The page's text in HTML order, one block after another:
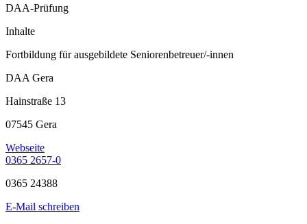
DAA-Prüfung
Inhalte
Fortbildung für ausgebildete Seniorenbetreuer/-innen
DAA Gera
Hainstraße 13
07545 Gera
Webseite
0365 2657-0
0365 24388
E-Mail schreiben